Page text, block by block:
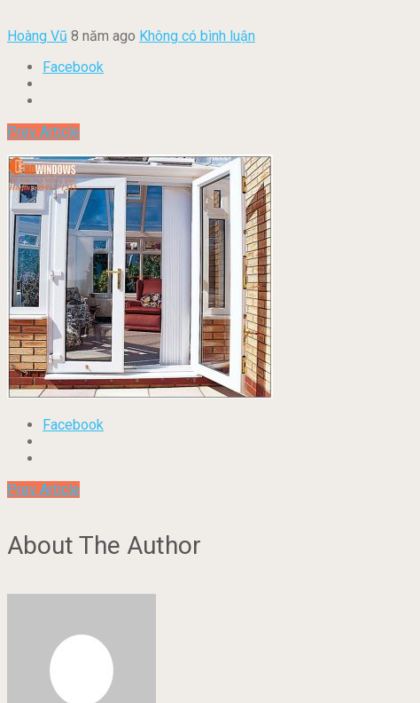
Hoàng Vũ 8 năm ago Không có bình luận
Facebook
Prev Article
Facebook
Prev Article
About The Author